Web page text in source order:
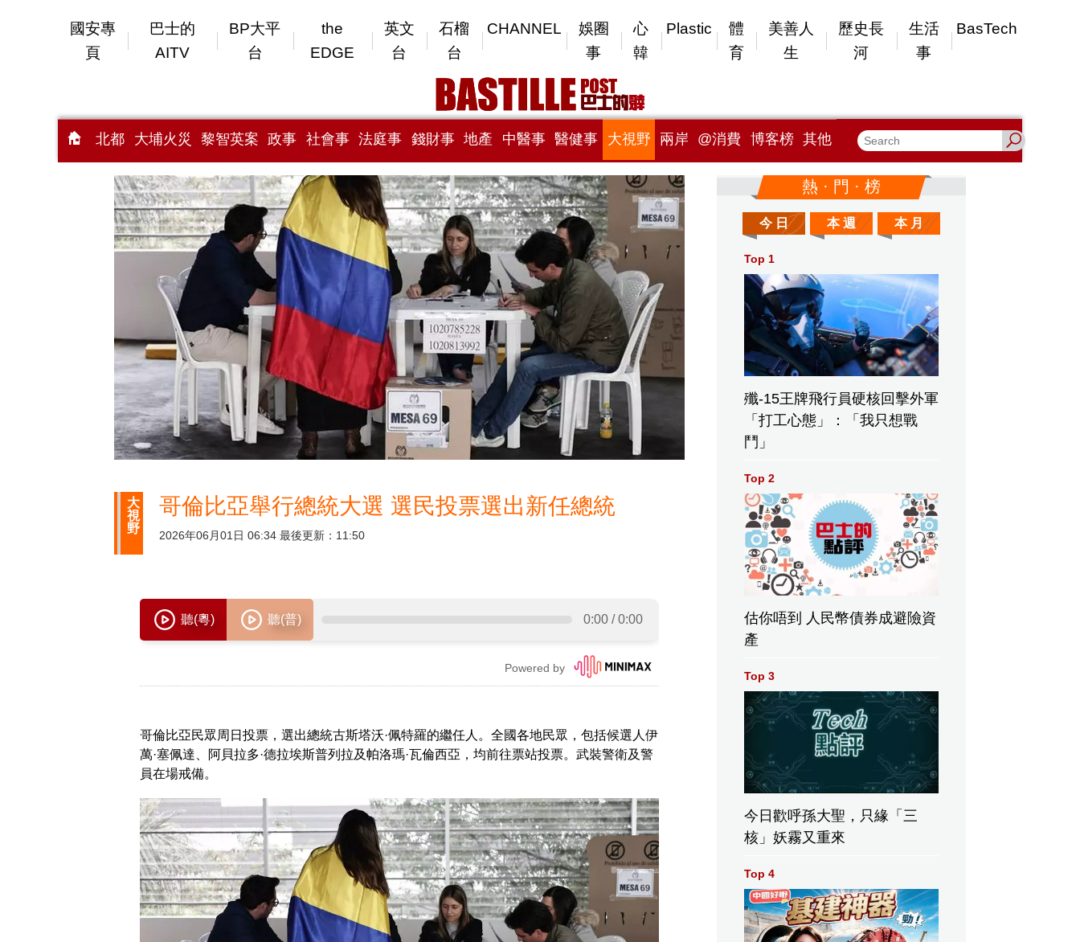
國安專
頁
巴士的
AITV
BP大平
台
the
EDGE
英文
台
石榴
台
CHANNEL
娛圈
事
心
韓
Plastic
體
育
美善人
生
歷史長
河
生活
事
BasTech
北都 大埔火災 黎智英案 政事 社會事 法庭事 錢財事 地產 中醫事 醫健事 大視野 兩岸 @消費 博客榜 其他
大
視
野
哥倫比亞舉行總統大選 選民投票選出新任總統
2026年06月01日 06:34 最後更新：11:50
哥倫比亞民眾周日投票，選出總統古斯塔沃·佩特羅的繼任人。全國各地民眾，包括候選人伊
萬·塞佩達、阿貝拉多·德拉埃斯普列拉及帕洛瑪·瓦倫西亞，均前往票站投票。武裝警衛及警
員在場戒備。
熱 · 門 · 榜
今 日 本 週 本 月
Top 1
殲-15王牌飛行員硬核回擊外軍
「打工心態」：「我只想戰
鬥」
Top 2
估你唔到 人民幣債券成避險資
產
Top 3
今日歡呼孫大聖，只緣「三
核」妖霧又重來
Top 4